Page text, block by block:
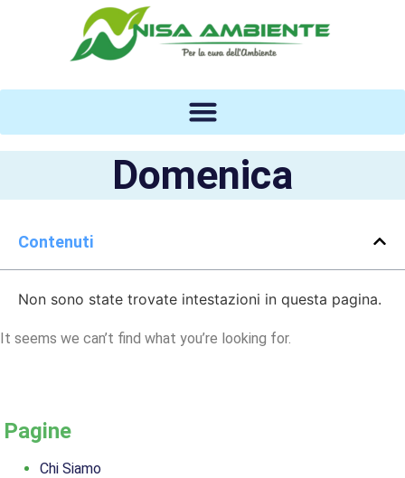
Domenica
Contenuti
Non sono state trovate intestazioni in questa pagina.
It seems we can’t find what you’re looking for.
Pagine
Chi Siamo